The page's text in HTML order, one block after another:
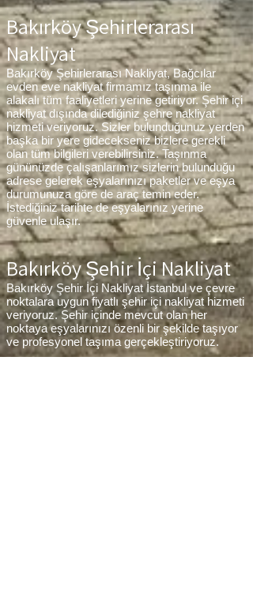
Bakırköy Şehirlerarası
Nakliyat
Bakırköy Şehirlerarası Nakliyat, Bağcılar
evden eve nakliyat firmamız taşınma ile
alakalı tüm faaliyetleri yerine getiriyor. Şehir içi
nakliyat dışında dilediğiniz şehre nakliyat
hizmeti veriyoruz. Sizler bulunduğunuz yerden
başka bir yere gidecekseniz bizlere gerekli
olan tüm bilgileri verebilirsiniz. Taşınma
gününüzde çalışanlarımız sizlerin bulunduğu
adrese gelerek eşyalarınızı paketler ve eşya
durumunuza göre de araç temin eder.
İstediğiniz tarihte de eşyalarınız yerine
güvenle ulaşır.
Bakırköy Şehir İçi Nakliyat
Bakırköy Şehir İçi Nakliyat İstanbul ve çevre
noktalara uygun fiyatlı şehir içi nakliyat hizmeti
veriyoruz. Şehir içinde mevcut olan her
noktaya eşyalarınızı özenli bir şekilde taşıyor
ve profesyonel taşıma gerçekleştiriyoruz.